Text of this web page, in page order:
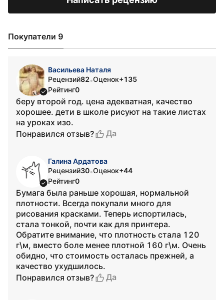
Покупатели 9
Васильева Наталя
Рецензий82•Оценок+135
Рейтинг0
беру второй год. цена адекватная, качество
хорошее. дети в школе рисуют на такие листах
на уроках изо.
Понравился отзыв?
Да
Галина Ардатова
Рецензий30•Оценок+44
Рейтинг0
Бумага была раньше хорошая, нормальной
плотности. Всегда покупали много для
рисования красками. Теперь испортилась,
стала тонкой, почти как для принтера.
Обратите внимание, что плотность стала 120
г\м, вместо боле менее плотной 160 г\м. Очень
обидно, что стоимость осталась прежней, а
качество ухудшилось.
Понравился отзыв?
Да